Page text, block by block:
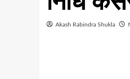
Akash Rabindra Shukla